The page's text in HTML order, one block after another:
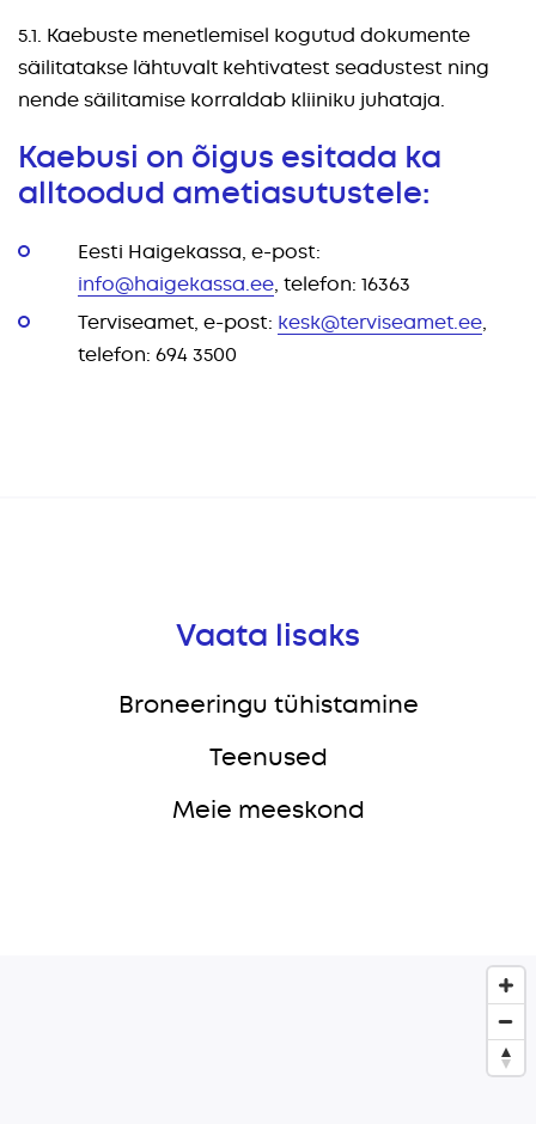
5.1. Kaebuste menetlemisel kogutud dokumente
säilitatakse lähtuvalt kehtivatest seadustest ning
nende säilitamise korraldab kliiniku juhataja.
Kaebusi on õigus esitada ka
alltoodud ametiasutustele:
Eesti Haigekassa, e-post:
info@haigekassa.ee, telefon: 16363
Terviseamet, e-post: kesk@terviseamet.ee,
telefon: 694 3500
Vaata lisaks
Broneeringu tühistamine
Teenused
Meie meeskond